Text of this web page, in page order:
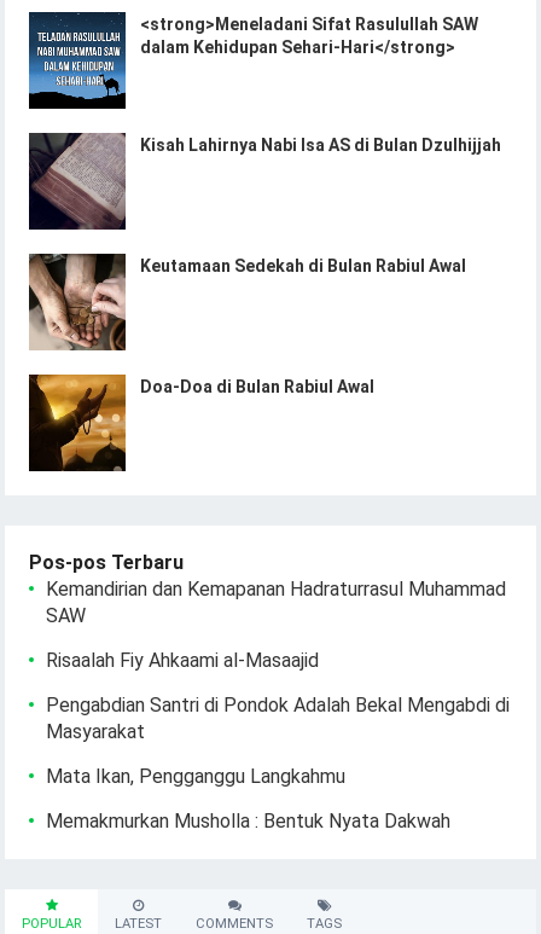
<strong>Meneladani Sifat Rasulullah SAW
dalam Kehidupan Sehari-Hari</strong>
Kisah Lahirnya Nabi Isa AS di Bulan Dzulhijjah
Keutamaan Sedekah di Bulan Rabiul Awal
Doa-Doa di Bulan Rabiul Awal
Pos-pos Terbaru
Kemandirian dan Kemapanan Hadraturrasul Muhammad
SAW
Risaalah Fiy Ahkaami al-Masaajid
Pengabdian Santri di Pondok Adalah Bekal Mengabdi di
Masyarakat
Mata Ikan, Pengganggu Langkahmu
Memakmurkan Musholla : Bentuk Nyata Dakwah
POPULAR LATEST COMMENTS TAGS